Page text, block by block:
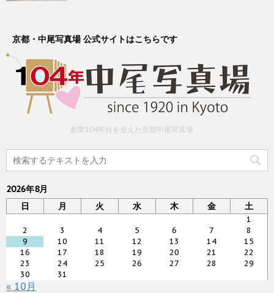
京都・中尾写真場 公式サイトはこちらです
創業104年目を迎えた京都中尾写真場
2026年8月
日
月 火 水 木 金 土
1
2
3 4 5 6 7
8
9
10 11 12 13 14
15
16
17 18 19 20 21
22
23
24 25 26 27 28
29
30
31
« 10月